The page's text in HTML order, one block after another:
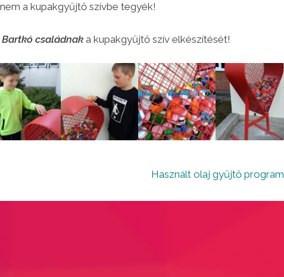
a kupakgyűjtő szívbe tegyék!
Bartkó családnak a kupakgyűjtő szív elkészítését!
N
Használt olaj gyűjtő program